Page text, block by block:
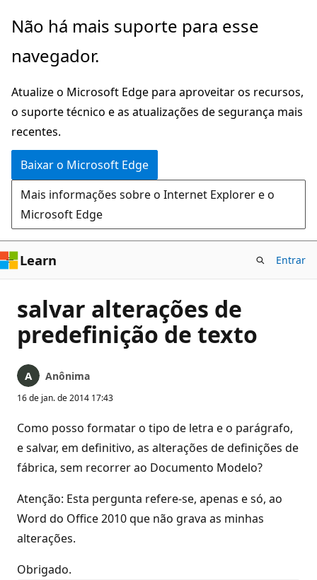
Pular
o
principal
Não há mais suporte para esse
navegador.
Atualize o Microsoft Edge para aproveitar os recursos,
o suporte técnico e as atualizações de segurança mais
recentes.
Baixar o Microsoft Edge
Mais informações sobre o Internet Explorer e o
Microsoft Edge
Learn Entrar
salvar alterações de
predefinição de texto
Anônima
16 de jan. de 2014 17:43
Como posso formatar o tipo de letra e o parágrafo,
e salvar, em definitivo, as alterações de definições de
fábrica, sem recorrer ao Documento Modelo?
Atenção: Esta pergunta refere-se, apenas e só, ao
Word do Office 2010 que não grava as minhas
alterações.
Obrigado.